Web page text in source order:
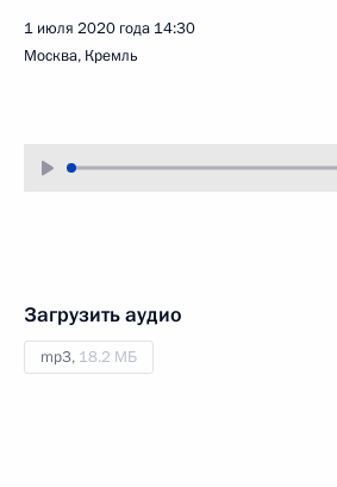
1 июля 2020 года 14:30
Москва, Кремль
Загрузить аудио
mp3, 18.2 МБ